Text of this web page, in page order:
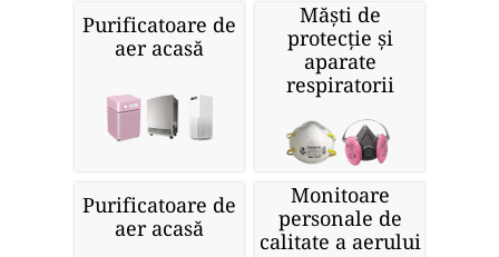
Purificatoare de
aer acasă
Măști de
protecție și
aparate
respiratorii
Purificatoare de
aer acasă
Monitoare
personale de
calitate a aerului